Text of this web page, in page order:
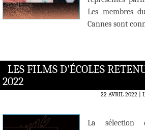
Les membres
Cannes sont
LES FILMS D’ÉCOLES
2022
22 AVRIL 2022
La